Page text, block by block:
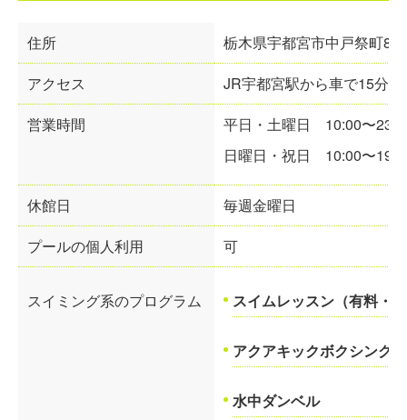
住所
栃木県宇都宮市中戸祭町
アクセス
JR宇都宮駅から車で15分
営業時間
平日・土曜日 10:00〜
日曜日・祝日 10:00〜
休館日
毎週金曜日
プールの個人利用
可
スイミング系のプログラム スイムレッスン（有料・
アクアキックボクシング
水中ダンベル